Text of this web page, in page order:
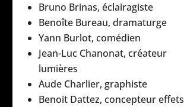
Bruno Brinas, éclairagiste
Benoîte Bureau, dramaturge
Yann Burlot, comédien
Jean-Luc Chanonat, créateur
lumières
Aude Charlier, graphiste
Benoit Dattez, concepteur effets